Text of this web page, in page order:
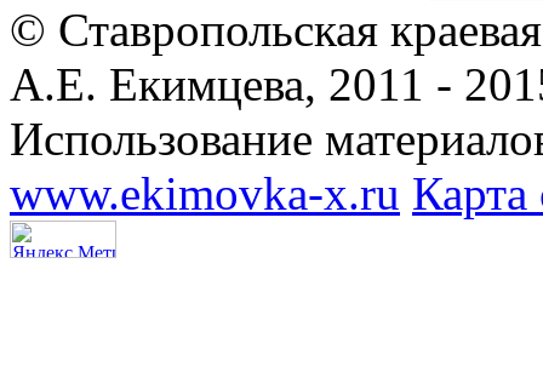
© Ставропольская
А.Е. Екимцева, 2011 -
Использование
www.ekimovka-x.ru Карта